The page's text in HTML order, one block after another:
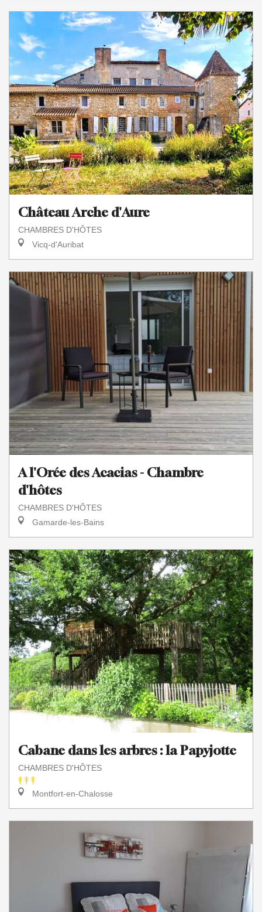
Château Arche d'Aure
CHAMBRES D'HÔTES
Vicq-d'Auribat
A l'Orée des Acacias - Chambre
d'hôtes
CHAMBRES D'HÔTES
Gamarde-les-Bains
Cabane dans les arbres : la Papyjotte
CHAMBRES D'HÔTES
Montfort-en-Chalosse